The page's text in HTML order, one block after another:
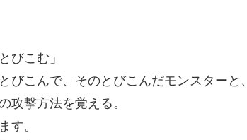
びこむ」
びこんで、そのとびこんだモンスターと、
攻撃方法を覚える。
す。